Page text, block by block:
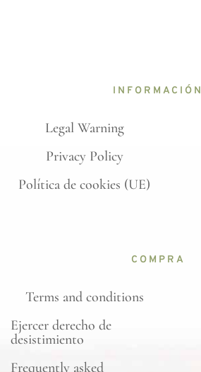
INFORMACIÓN
Legal Warning
Privacy Policy
Política de cookies (UE)
COMPRA
Terms and conditions
Ejercer derecho de
desistimiento
Frequently asked